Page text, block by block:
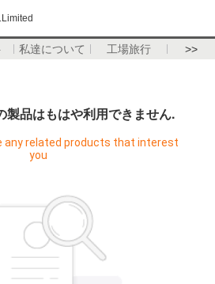
私達について 工場旅行 >>
製品はもはや利用できません.
any related products that interest
you